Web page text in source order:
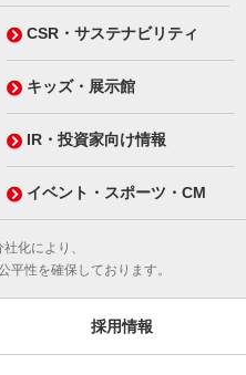
CSR・サステナビリティ
キッズ・展示館
IR・投資家向け情報
イベント・スポーツ・CM
化により、
平性を確保しております。
採用情報